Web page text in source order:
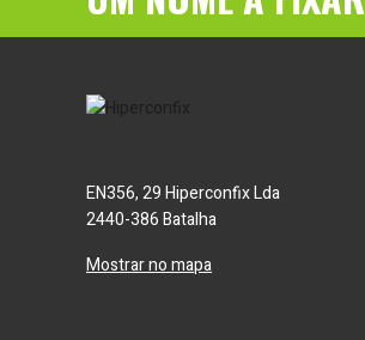
EN356, 29 Hiperconfix Lda
2440-386 Batalha
Mostrar no mapa